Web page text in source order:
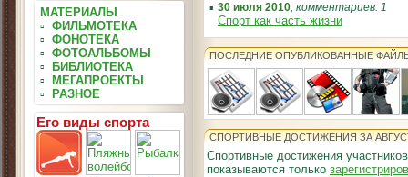
МАТЕРИАЛЫ
▫ ФИЛЬМОТЕКА
▫ ФОНОТЕКА
▫ ФОТОАЛЬБОМЫ
▫
БИБЛИОТЕКА
▫
МЕГАПРОЕКТЫ
▫
РАЗНОЕ
Его виды спорта
▪ 30 июля 2010, комментариев: 1
Спорт как часть жизни
ПОСЛЕДНИЕ ОПУБЛИКОВАННЫЕ
СПОРТИВНЫЕ ДОСТИЖЕНИЯ ЗА
Спортивные достижения
показываются только